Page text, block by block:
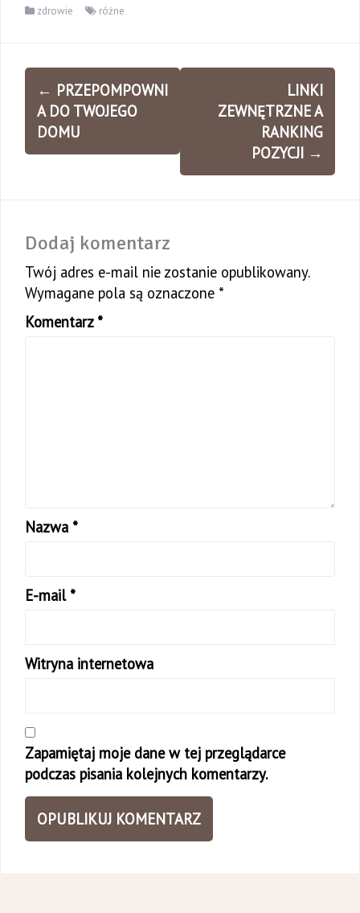
zdrowie różne
Zobacz
wpisy
← PRZEPOMPOWNI
A DO TWOJEGO
DOMU
LINKI
ZEWNĘTRZNE A
RANKING
POZYCJI →
Dodaj komentarz
Twój adres e-mail nie zostanie opublikowany.
Wymagane pola są oznaczone *
Komentarz *
Nazwa *
E-mail *
Witryna internetowa
Zapamiętaj moje dane w tej przeglądarce
podczas pisania kolejnych komentarzy.